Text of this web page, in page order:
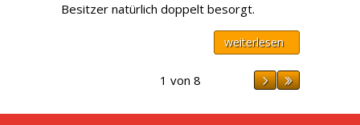
Besitzer natürlich doppelt besorgt.
weiterlesen
1 von 8